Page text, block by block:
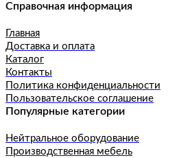
Справочная информация
Главная
Доставка и оплата
Каталог
Контакты
Политика конфиденциальности
Пользовательское соглашение
Популярные категории
Нейтральное оборудование
Производственная мебель